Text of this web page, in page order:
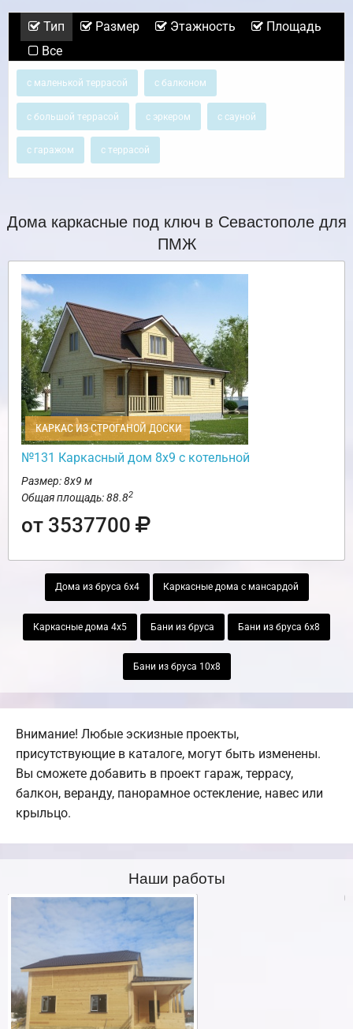
Тип Размер Этажность
Площадь
Все
с маленькой террасой с балконом
с большой террасой с эркером с сауной
с гаражом с террасой
Дома каркасные под ключ в Севастополе для
ПМЖ
КАРКАС ИЗ СТРОГАНОЙ ДОСКИ
№131 Каркасный дом 8х9 с котельной
Размер: 8х9 м
Общая площадь: 88.82
от 3537700
Дома из бруса 6х4 Каркасные дома с мансардой
Каркасные дома 4х5 Бани из бруса Бани из бруса 6х8
Бани из бруса 10х8
Внимание! Любые эскизные проекты,
присутствующие в каталоге, могут быть изменены.
Вы сможете добавить в проект гараж, террасу,
балкон, веранду, панорамное остекление, навес или
крыльцо.
Наши работы